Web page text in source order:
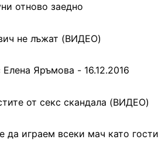
отново заедно
не лъжат (ВИДЕО)
Яръмова - 16.12.2016
от секс скандала (ВИДЕО)
да играем всеки мач като гости